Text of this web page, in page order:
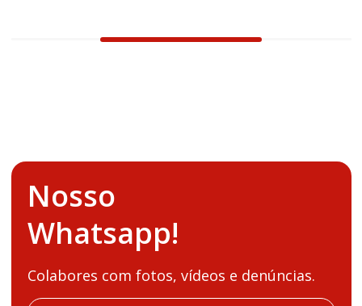
Nosso
Whatsapp!
Colabores com fotos, vídeos e denúncias.